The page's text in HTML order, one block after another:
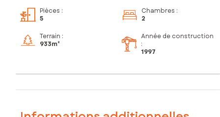
Pièces :
5
Chambres :
2
Terrain :
933m²
Année de construction
:
1997